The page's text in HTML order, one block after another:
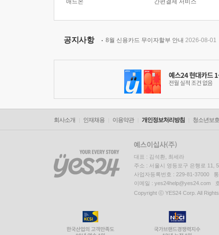
애드온
간편결제 서비스
공지사항 8월 신용카드 무이자할부 안내 2026-08-01
회사소개 인재채용 이용약관 개인정보처리방침 청소년보
대표 : 김석환, 최세라
주소 : 서울시 영등포구 은행로 11,
사업자등록번호 : 229-81-37000
이메일 : yes24help@yes24.com
Copyright ⓒ YES24 Corp. All